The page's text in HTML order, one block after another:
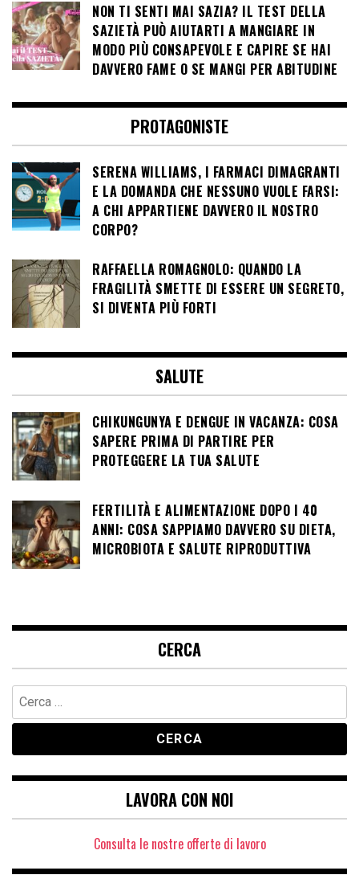
NON TI SENTI MAI SAZIA? IL TEST DELLA
SAZIETÀ PUÒ AIUTARTI A MANGIARE IN
MODO PIÙ CONSAPEVOLE E CAPIRE SE HAI
DAVVERO FAME O SE MANGI PER ABITUDINE
PROTAGONISTE
SERENA WILLIAMS, I FARMACI DIMAGRANTI
E LA DOMANDA CHE NESSUNO VUOLE FARSI:
A CHI APPARTIENE DAVVERO IL NOSTRO
CORPO?
RAFFAELLA ROMAGNOLO: QUANDO LA
FRAGILITÀ SMETTE DI ESSERE UN SEGRETO,
SI DIVENTA PIÙ FORTI
SALUTE
CHIKUNGUNYA E DENGUE IN VACANZA: COSA
SAPERE PRIMA DI PARTIRE PER
PROTEGGERE LA TUA SALUTE
FERTILITÀ E ALIMENTAZIONE DOPO I 40
ANNI: COSA SAPPIAMO DAVVERO SU DIETA,
MICROBIOTA E SALUTE RIPRODUTTIVA
CERCA
Ricerca
per:
LAVORA CON NOI
Consulta le nostre offerte di lavoro